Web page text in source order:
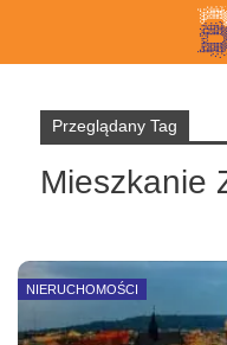
Przeglądany Tag
Mieszkanie
NIERUCHOMOŚCI